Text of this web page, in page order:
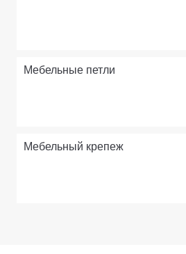
Мебельные петли
Мебельный крепеж